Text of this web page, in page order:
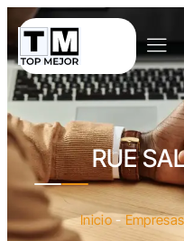
RUE
Inicio-Empresas